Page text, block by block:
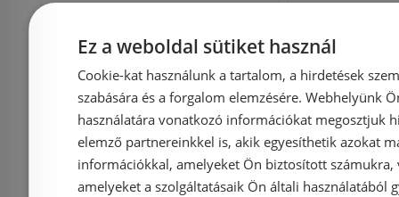
Azonosító: 195668
Cikkszám: NWZK-DIA9090
69 990 Ft 112 000 Ft
Ez a weboldal sütiket használ
Cookie-kat használunk a tartalom, a hirdetések
szabására és a forgalom elemzésére. Webhelyünk
használatára vonatkozó információkat megosztjuk
elemző partnereinkkel is, akik egyesíthetik azokat
információkkal, amelyeket Ön biztosított számukra,
amelyeket a szolgáltatásaik Ön általi használatából